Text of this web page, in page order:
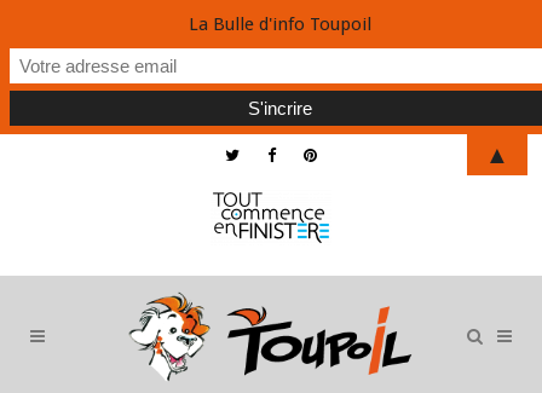
La Bulle d'info Toupoil
▲